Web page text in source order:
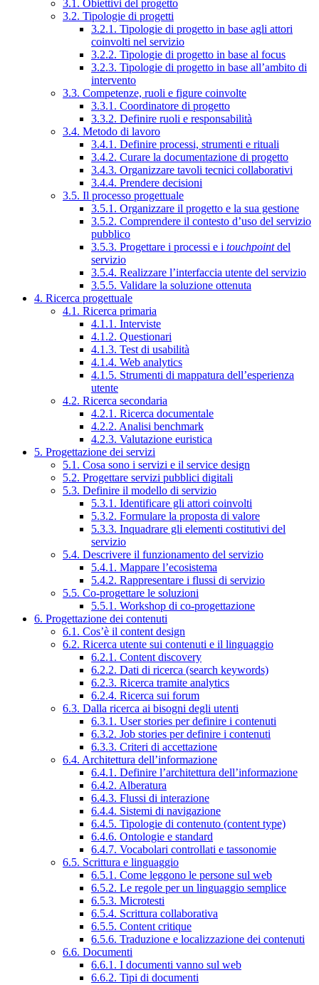
3.1. Obiettivi del progetto
3.2. Tipologie di progetti
3.2.1. Tipologie di progetto in base agli attori
coinvolti nel servizio
3.2.2. Tipologie di progetto in base al focus
3.2.3. Tipologie di progetto in base all’ambito di
intervento
3.3. Competenze, ruoli e figure coinvolte
3.3.1. Coordinatore di progetto
3.3.2. Definire ruoli e responsabilità
3.4. Metodo di lavoro
3.4.1. Definire processi, strumenti e rituali
3.4.2. Curare la documentazione di progetto
3.4.3. Organizzare tavoli tecnici collaborativi
3.4.4. Prendere decisioni
3.5. Il processo progettuale
3.5.1. Organizzare il progetto e la sua gestione
3.5.2. Comprendere il contesto d’uso del servizio
pubblico
3.5.3. Progettare i processi e i touchpointdel
servizio
3.5.4. Realizzare l’interfaccia utente del servizio
3.5.5. Validare la soluzione ottenuta
4. Ricerca progettuale
4.1. Ricerca primaria
4.1.1. Interviste
4.1.2. Questionari
4.1.3. Test di usabilità
4.1.4. Web analytics
4.1.5. Strumenti di mappatura dell’esperienza
utente
4.2. Ricerca secondaria
4.2.1. Ricerca documentale
4.2.2. Analisi benchmark
4.2.3. Valutazione euristica
5. Progettazione dei servizi
5.1. Cosa sono i servizi e il service design
5.2. Progettare servizi pubblici digitali
5.3. Definire il modello di servizio
5.3.1. Identificare gli attori coinvolti
5.3.2. Formulare la proposta di valore
5.3.3. Inquadrare gli elementi costitutivi del
servizio
5.4. Descrivere il funzionamento del servizio
5.4.1. Mappare l’ecosistema
5.4.2. Rappresentare i flussi di servizio
5.5. Co-progettare le soluzioni
5.5.1. Workshop di co-progettazione
6. Progettazione dei contenuti
6.1. Cos’è il content design
6.2. Ricerca utente sui contenuti e il linguaggio
6.2.1. Content discovery
6.2.2. Dati di ricerca (search keywords)
6.2.3. Ricerca tramite analytics
6.2.4. Ricerca sui forum
6.3. Dalla ricerca ai bisogni degli utenti
6.3.1. User stories per definire i contenuti
6.3.2. Job stories per definire i contenuti
6.3.3. Criteri di accettazione
6.4. Architettura dell’informazione
6.4.1. Definire l’architettura dell’informazione
6.4.2. Alberatura
6.4.3. Flussi di interazione
6.4.4. Sistemi di navigazione
6.4.5. Tipologie di contenuto (content type)
6.4.6. Ontologie e standard
6.4.7. Vocabolari controllati e tassonomie
6.5. Scrittura e linguaggio
6.5.1. Come leggono le persone sul web
6.5.2. Le regole per un linguaggio semplice
6.5.3. Microtesti
6.5.4. Scrittura collaborativa
6.5.5. Content critique
6.5.6. Traduzione e localizzazione dei contenuti
6.6. Documenti
6.6.1. I documenti vanno sul web
6.6.2. Tipi di documenti